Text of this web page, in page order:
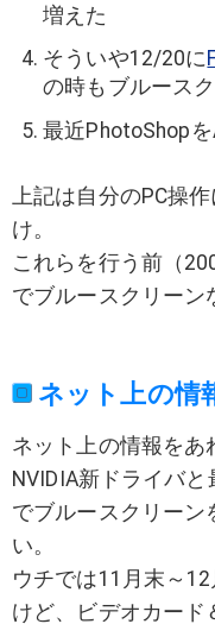
増えた
そういや12/20に
の時もブルース
最近PhotoShop
上記は自分のPC操
け。
これらを行う前（
でブルースクリーン
ネット上の情
ネット上の情報をあ
NVIDIA新ドライバ
でブルースクリーン
い。
ウチでは11月末～
けど、ビデオカード